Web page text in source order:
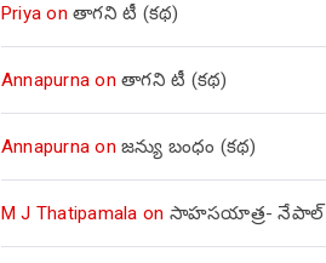
Priya onతాగని టీ (కథ)
Annapurna onతాగని టీ (కథ)
Annapurna onజన్యు బంధం (కథ)
M J Thatipamala on సాహసయాత్ర- నేపాల్‌